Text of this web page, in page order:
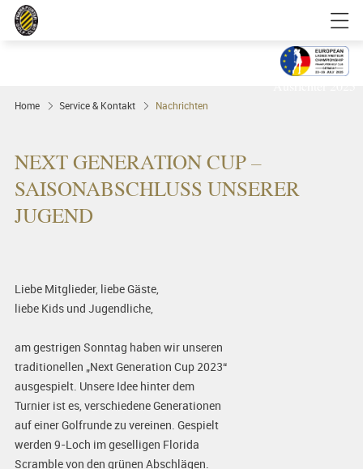
Home Service & Kontakt Nachrichten
NEXT GENERATION CUP –
SAISONABSCHLUSS UNSERER
JUGEND
Liebe Mitglieder, liebe Gäste,
liebe Kids und Jugendliche,
am gestrigen Sonntag haben wir unseren
traditionellen „Next Generation Cup 2023“
ausgespielt. Unsere Idee hinter dem
Turnier ist es, verschiedene Generationen
auf einer Golfrunde zu vereinen. Gespielt
werden 9-Loch im geselligen Florida
Scramble von den grünen Abschlägen.